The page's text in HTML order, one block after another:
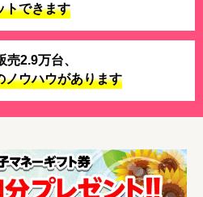
トできます
2.9万台、
ノウハウがあります